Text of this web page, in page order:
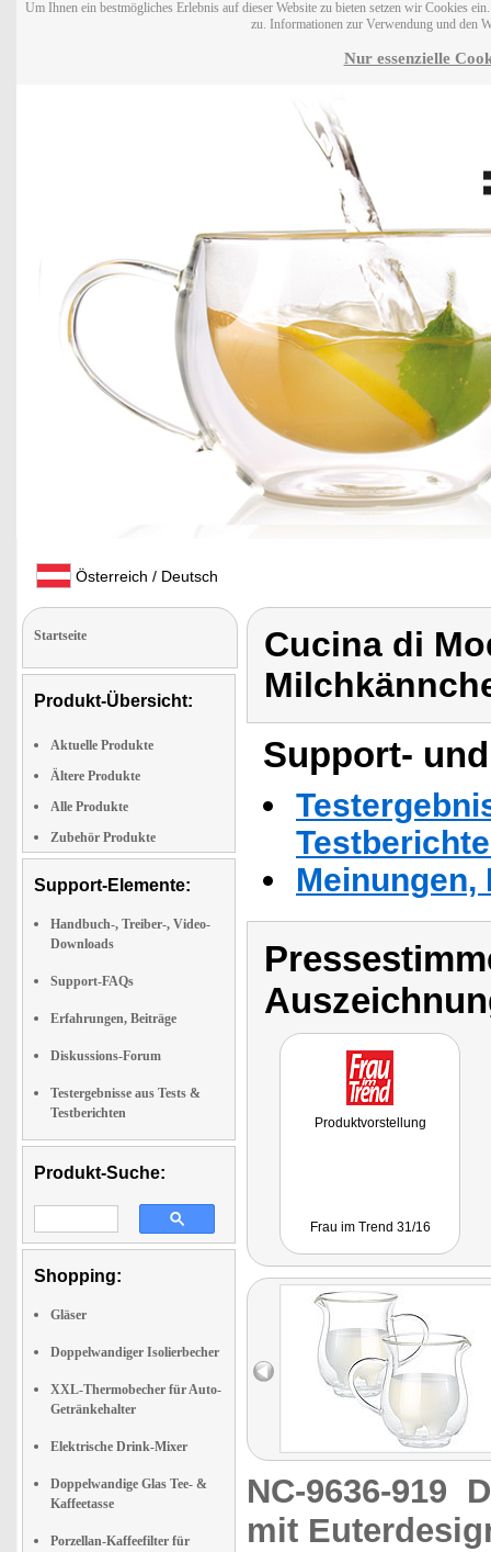
Um Ihnen ein bestmögliches Erlebnis auf dieser Website zu bieten setzen wir Cookies
zu. Informationen zur Verwendung und den
Nur essenzielle
Österreich / Deutsch
Startseite
Produkt-Übersicht:
Aktuelle Produkte
Ältere Produkte
Alle Produkte
Zubehör Produkte
Support-Elemente:
Handbuch-, Treiber-, Video-
Downloads
Support-FAQs
Erfahrungen, Beiträge
Diskussions-Forum
Testergebnisse aus Tests &
Testberichten
Produkt-Suche:
Shopping:
Gläser
Doppelwandiger Isolierbecher
XXL-Thermobecher für Auto-
Getränkehalter
Elektrische Drink-Mixer
Doppelwandige Glas Tee- &
Kaffeetasse
Porzellan-Kaffeefilter für
Cucina di
Support-
Produktvorstellung
Frau im Trend 31/16
NC-9636-919
mit